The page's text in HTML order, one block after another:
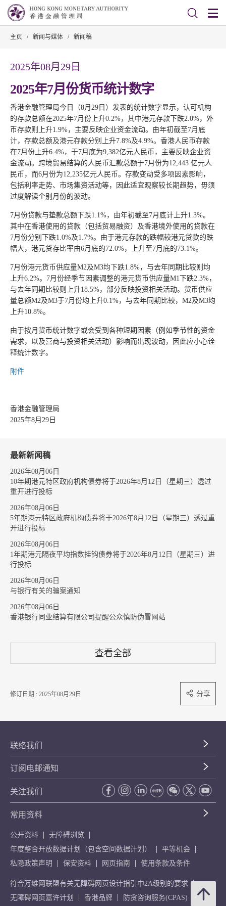
主页 / 新闻与媒体 / 新闻稿
2025年08月29日
2025年7月份货币统计数字
香港金融管理局今日（8月29日）发表的统计数字显示，认可机构
的存款总额在2025年7月份上升0.2%，其中港元存款下跌2.0%，外
币存款则上升1.9%，主要反映企业资金流动。由年初截至7月底
计，存款总额及港元存款分别上升7.8%及4.9%。香港人民币存款
在7月份上升6.4%，于7月底为9,382亿元人民币，主要反映企业资
金流动。跨境贸易结算的人民币汇款总额于7月份为12,443 亿元人
民币，而6月份为12,235亿元人民币。存款变动受多项因素影响，
包括利率走势、市场集资活动等，因此适宜观察较长期趋势，毋须
过度解读个别月份的波动。
7月份贷款与垫款总额下跌1.1%，由年初截至7月底计上升1.3%。
其中在香港使用的贷款（包括贸易融资）及香港境外使用的贷款在
7月份分别下跌1.0%及1.7%。由于港元存款的跌幅较港元贷款的跌
幅大，港元贷存比率由6月底的72.0%，上升至7月底的73.1%。
7月份港元货币供应量M2及M3均下跌1.8%，与去年同期比较则均
上升6.2%。7月份经季节因素调整的港元货币供应量M1下跌2.3%，
与去年同期比较则上升18.5%，部分反映投资相关活动。货币供应
量总额M2及M3于7月份均上升0.1%，与去年同期比较，M2及M3均
上升10.8%。
由于按月货币统计数字或会受到各种短期因素（例如季节性的资金
需求，以及营商与投资相关活动）影响而出现波动，因此应小心诠
释统计数字。
附件
香港金融管理局
2025年8月29日
最新新闻稿
2026年08月06日
10年期港元特区政府机构债券将于2026年8月12日（星期三）透过
重开进行投标
2026年08月06日
5年期港元特区政府机构债券将于2026年8月12日（星期三）透过重
开进行投标
2026年08月06日
1年期港元隔夜平均指数挂钩债券将于2026年8月12日（星期三）进
行投标
2026年08月06日
与银行有关的骗案通知
2026年08月06日
香港银行同业结算有限公司提醒公众慎防伪冒网站
查看全部
修订日期 : 2025年08月29日 分享
联络我们
订阅电邮通知
关注我们
常用资料
公开资料
无障碍浏览
年度整合开放数据计划（包含空间数据计划）
平等机会
私隐政策声明
保安资料 网页指南 使用条款及条件
符合万维网联盟有关无障碍网页设计指引中2A级别的要求
无障碍网页嘉许计划
香港品牌 防贪咨询服务(CPAS)